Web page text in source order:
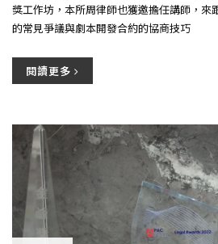
獎工作坊，本所周律師也獲邀擔任講師，來
的常見爭議與劇本開發合約的協商技巧
閱讀更多